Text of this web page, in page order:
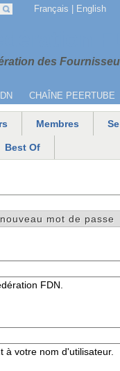
des
CHAÎNE PEERTUBE
Français English
Membres
Best Of
mot de passe
FDN.
à votre nom d'utilisateur.